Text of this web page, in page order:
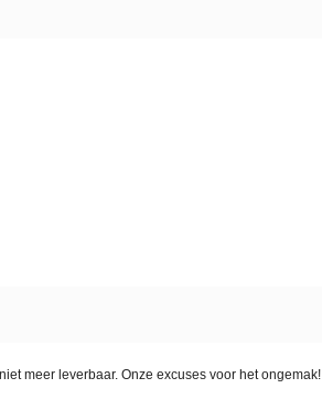
meer leverbaar. Onze excuses voor het ongemak!